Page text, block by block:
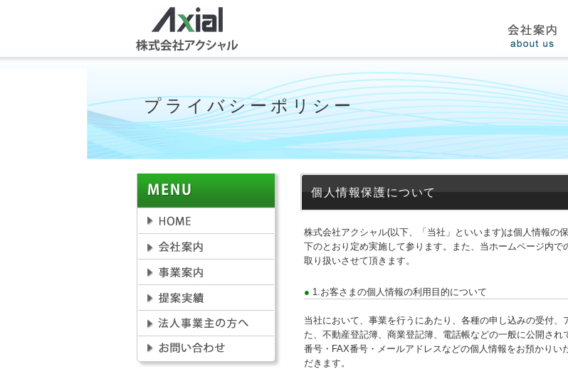
プライバシーポリシー
個人情報保護について
株式会社アクシャル(以下、「当社」といいます)は個人情報の
下のとおり定め実施して参ります。また、当ホームページ内
取り扱いさせて頂きます。
1.お客さまの個人情報の利用目的について
当社において、事業を行うにあたり、各種の申し込みの受付
た、不動産登記簿、商業登記簿、電話帳などの一般に公開さ
番号・FAX番号・メールアドレスなどの個人情報をお預かり
だきます。